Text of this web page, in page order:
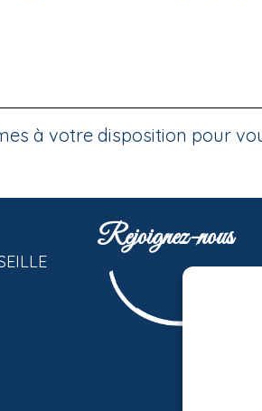
à votre disposition pour
Rejoignez-nous